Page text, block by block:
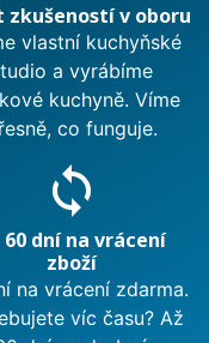
zkušeností v oboru
vlastní kuchyňské
a vyrábíme
kuchyně. Víme
co funguje.
sync
60 dní na vrácení
zboží
na vrácení zdarma.
víc času? Až